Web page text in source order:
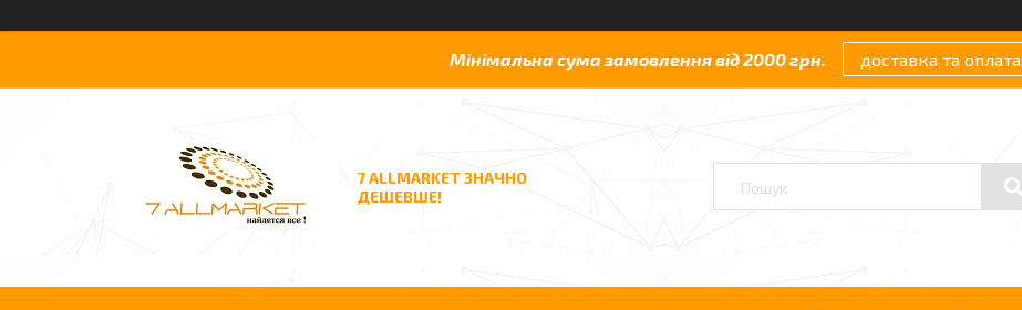
Мінімальна сума замовлення від 2000 грн. доставка та оплата
7 ALLMARKET ЗНАЧНО
ДЕШЕВШЕ!